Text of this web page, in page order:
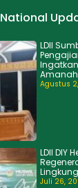
National
LDII
Amanah
Agustus
LDII DIY
Juli 26,